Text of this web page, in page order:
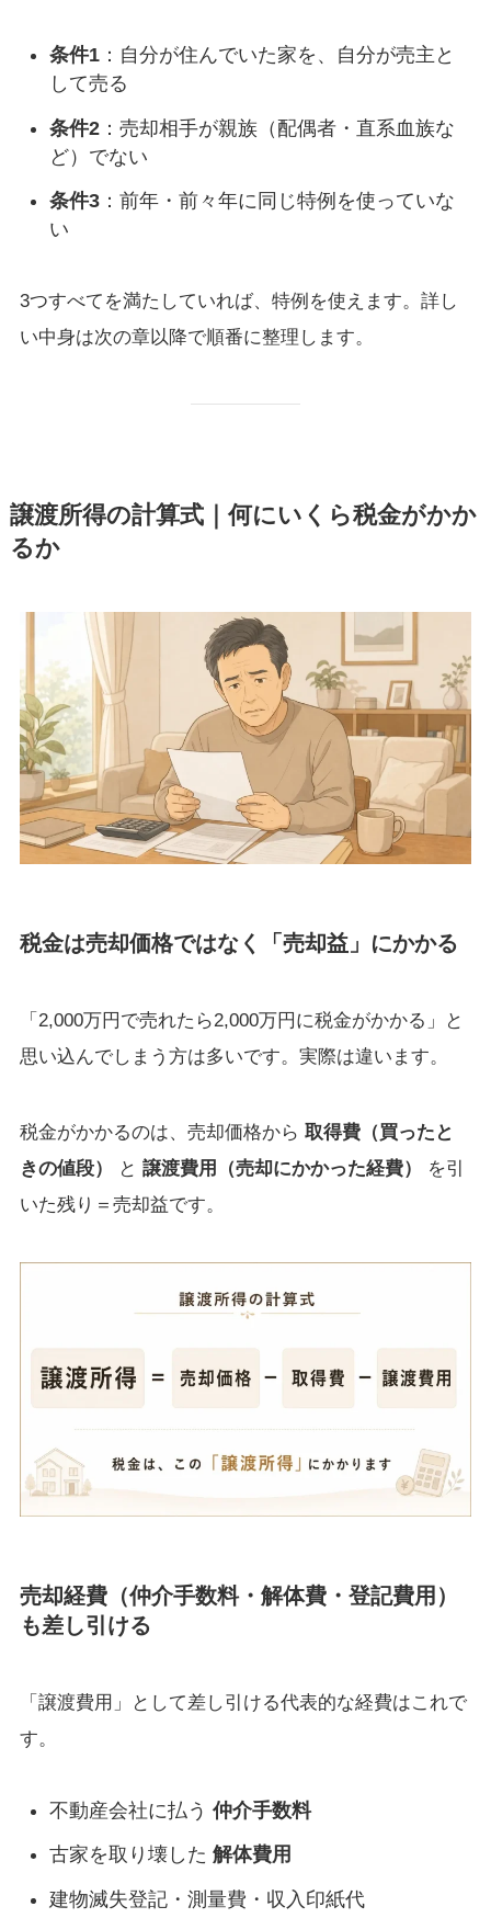
条件1：自分が住んでいた家を、自分が売主と
して売る
条件2：売却相手が親族（配偶者・直系血族な
ど）でない
条件3：前年・前々年に同じ特例を使っていな
い
3つすべてを満たしていれば、特例を使えます。詳し
い中身は次の章以降で順番に整理します。
譲渡所得の計算式｜何にいくら税金がかか
るか
税金は売却価格ではなく「売却益」にかかる
「2,000万円で売れたら2,000万円に税金がかかる」と
思い込んでしまう方は多いです。実際は違います。
税金がかかるのは、売却価格から 取得費（買ったと
きの値段）
と 譲渡費用（売却にかかった経費）
を引
いた残り＝売却益です。
売却経費（仲介手数料・解体費・登記費用）
も差し引ける
「譲渡費用」として差し引ける代表的な経費はこれで
す。
不動産会社に払う 仲介手数料
古家を取り壊した 解体費用
建物滅失登記・測量費・収入印紙代